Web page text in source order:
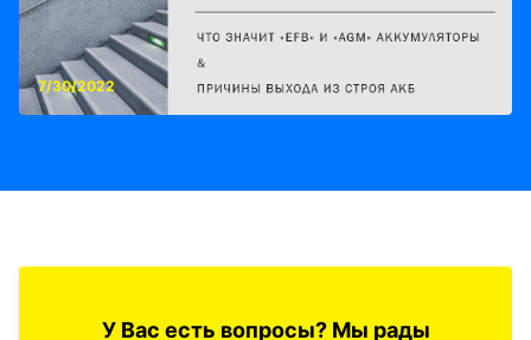
7/30/2022
У Вас есть вопросы? Мы рады